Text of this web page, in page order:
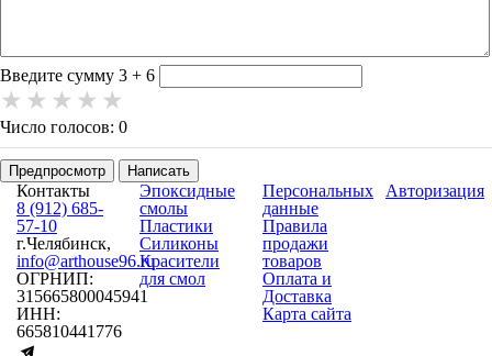
-
Введите сумму 3 + 6
Число голосов: 0
Предпросмотр Написать
Контакты
8 (912) 685-
57-10
г.Челябинск,
info@arthouse96.ru
ОГРНИП:
315665800045941
ИНН:
665810441776
Эпоксидные
смолы
Пластики
Силиконы
Красители
для смол
Персональных
данные
Правила
продажи
товаров
Оплата и
Доставка
Карта сайта
Авторизация